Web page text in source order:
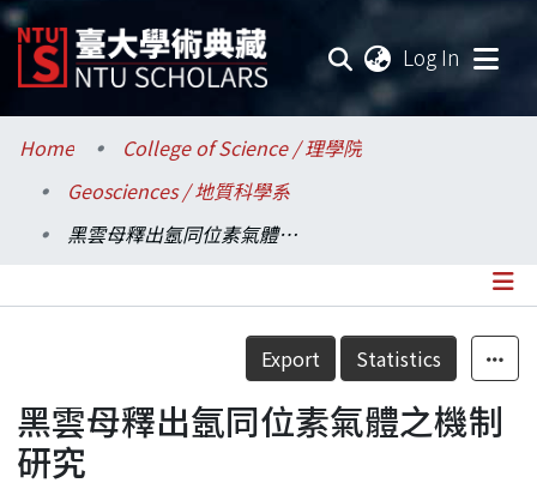
Log In
Communities & Collections
Research Outputs
Statistics
Home
College of Science / 理學院
Geosciences / 地質科學系
黑雲母釋出氬同位素氣體之機制研究
Details
Export Statistics
黑雲母釋出氬同位素氣體之機制
研究